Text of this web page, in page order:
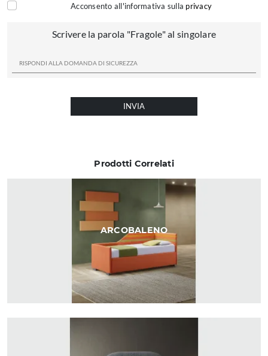
Prodotti Correlati
ARCOBALENO
Acconsento all'informativa sulla privacy
Scrivere la parola "Fragole" al singolare
INVIA